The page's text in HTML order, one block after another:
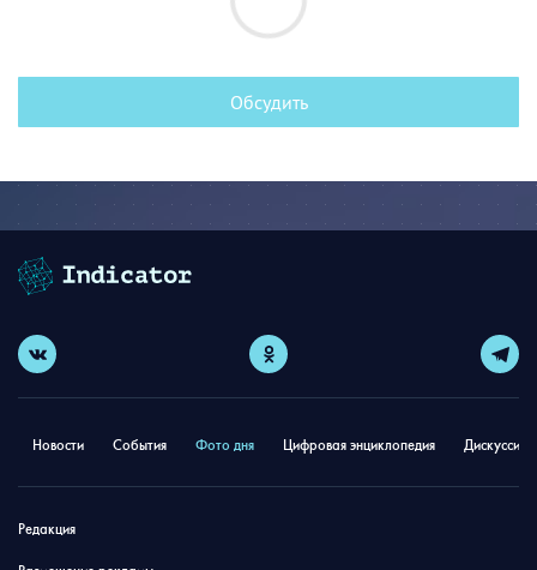
Обсудить
Новости События Фото дня Цифровая энциклопедия
Редакция